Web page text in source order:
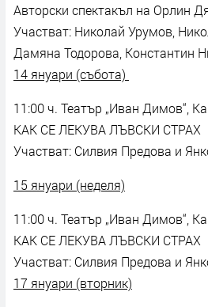
Авторски спектакъл на Орлин
Участват: Николай Урумов,
Дамяна Тодорова, Константин
14 януари (събота)
11:00 ч. Театър „Иван Димов“,
КАК СЕ ЛЕКУВА ЛЪВСКИ СТРАХ
Участват: Силвия Предова и
15 януари (неделя)
11:00 ч. Театър „Иван Димов“,
КАК СЕ ЛЕКУВА ЛЪВСКИ СТРАХ
Участват: Силвия Предова и
17 януари (вторник)